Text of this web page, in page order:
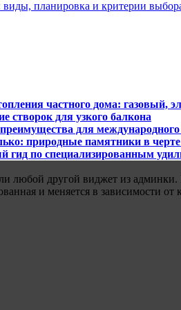
виды, планировка и критерии
частного дома: газовый,
створок для узкого балкона
для международного
природные памятники в черте
гид по специализированным
любой другой виджет из
и меняется в зависимости от